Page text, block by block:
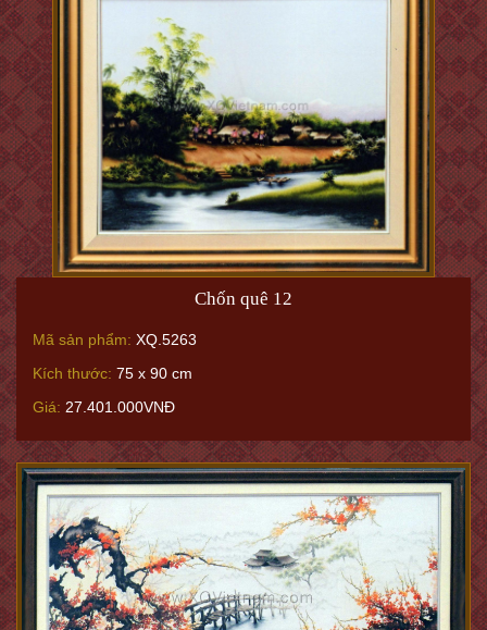
Chốn quê 12
Mã sản phẩm: XQ.5263
Kích thước: 75 x 90 cm
Giá: 27.401.000VNĐ